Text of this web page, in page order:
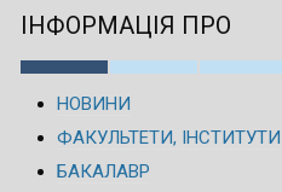
ІНФОРМАЦІЯ ПРО
НОВИНИ
ФАКУЛЬТЕТИ, ІНСТИТУТИ
БАКАЛАВР